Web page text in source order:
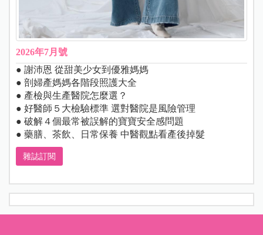
2026年7月號
● 謝沛恩 從甜美少女到優雅媽媽
● 剖婦產媽媽各階段照護大全
● 產檢與生產醫院怎麼選？
● 好醫師５大檢驗標準 選對醫院是風險管理
● 破解４個最常被誤解的寶寶安全感問題
● 藥膳、茶飲、日常保養 中醫觀點看產後掉髮
雜誌訂閱